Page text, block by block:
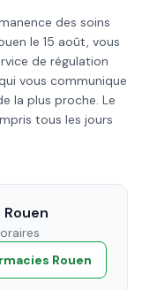
des soins
le 15 août, vous
de régulation
vous communique
la plus proche. Le
tous les jours
Rouen
Rouen